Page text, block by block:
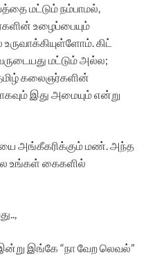
மட்டும் நம்பாமல்,
உழைப்பையும்
கிட்
மட்டும் அல்ல;
கலைஞர்களின்
இது அமையும் என்று
அங்கீகரிக்கும் மண். அந்த
உங்கள் கைகளில்
இங்கே “நா வேற லெவல்”